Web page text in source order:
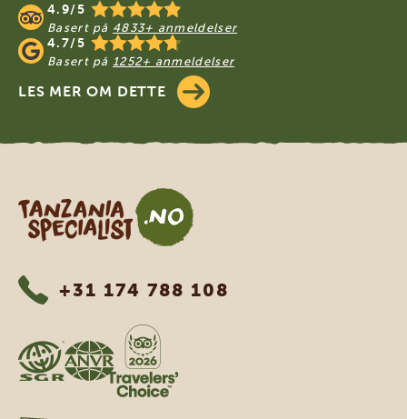
4.9/5
Basert på 4833+ anmeldelser
4.7/5
Basert på 1252+ anmeldelser
LES MER OM DETTE
Tanzania Specialist
+31 174 788 108